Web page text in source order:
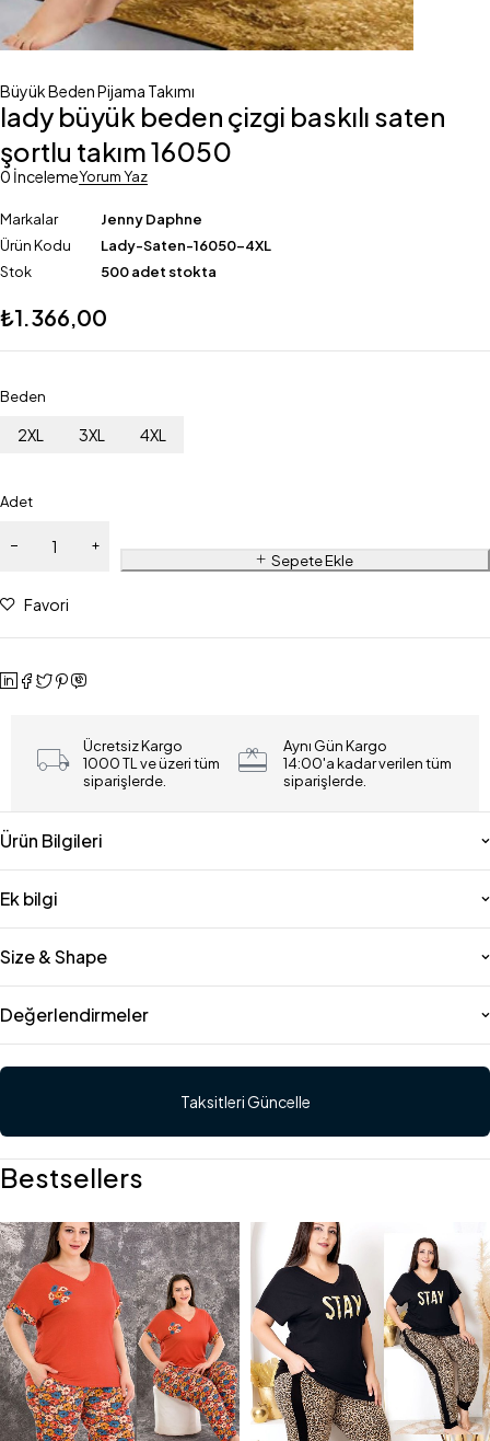
Büyük Beden Pijama Takımı
lady büyük beden çizgi baskılı saten
şortlu takım 16050
0 İncelemeYorum Yaz
Markalar
Jenny Daphne
Ürün Kodu
Lady-Saten-16050-4XL
Stok
500 adet stokta
₺1.366,00
Beden
2XL 3XL 4XL
Adet
Sepete Ekle
Favori
Ücretsiz Kargo
1000 TL ve üzeri tüm
siparişlerde.
Aynı Gün Kargo
14:00'a kadar verilen tüm
siparişlerde.
Ürün Bilgileri
Ek bilgi
Size & Shape
Değerlendirmeler
Taksitleri Güncelle
Bestsellers